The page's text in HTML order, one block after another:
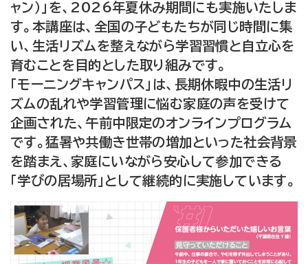
ャン）」を、2026年夏休み期間にも実施いたしま
す。本講座は、全国の子どもたちが同じ時間に集
い、生活リズムを整えながら学習習慣と自立心を
育むことを目的とした取り組みです。
「モーニングキャンパス」は、長期休暇中の生活リ
ズムの乱れや学習管理に悩む家庭の声を受けて
企画された、午前中限定のオンラインプログラム
です。猛暑や共働き世帯の増加といった社会背景
を踏まえ、家庭にいながら安心して参加できる
「学びの居場所」として継続的に実施しています。